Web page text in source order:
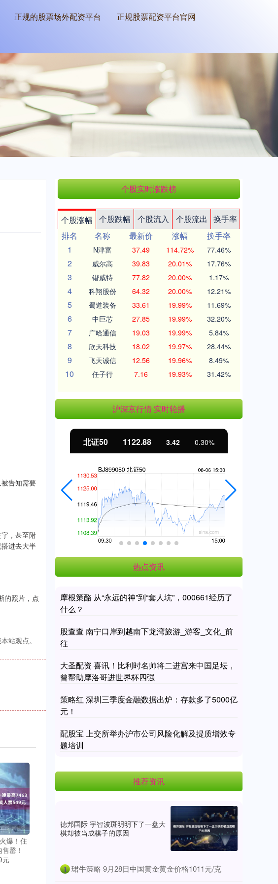
正规的股票场外配资平台 正规股票配资平台官网
告知需要
，甚至附
进去大半
的照片，点
站观点。
爆！住
罄！
元
个股实时涨跌榜
个股涨幅 个股跌幅 个股流入 个股流出
换手率
排名
名称 最新价 涨幅
换手率
1
N津富 37.49 114.72% 77.46%
2 威尔高 39.83 20.01% 17.76%
3 锴威特 77.82 20.00% 1.17%
4 科翔股份 64.32 20.00% 12.21%
5 蜀道装备 33.61 19.99% 11.69%
6 中巨芯 27.85 19.99% 32.20%
7 广哈通信 19.03 19.99% 5.84%
8 欣天科技 18.02 19.97% 28.44%
9 飞天诚信 12.56 19.96% 8.49%
10 任子行 7.16 19.93% 31.42%
沪深京行情 实时轮播
北证50 1122.88 3.42 0.30%
热点资讯
摩根策酪 从“永远的神”到“套人坑”，000661经历了
什么？
股查查 南宁口岸到越南下龙湾旅游_游客_文化_前
往
大圣配资 喜讯！比利时名帅将二进宫来中国足坛，
曾帮助摩洛哥进世界杯四强
策略红 深圳三季度金融数据出炉：存款多了5000亿
元！
配股宝 上交所举办沪市公司风险化解及提质增效专
题培训
推荐资讯
德邦国际 宇智波斑明明下了一盘大
棋却被当成棋子的原因
1 ​珺牛策略 9月28日中国黄金黄金价格1011元/克